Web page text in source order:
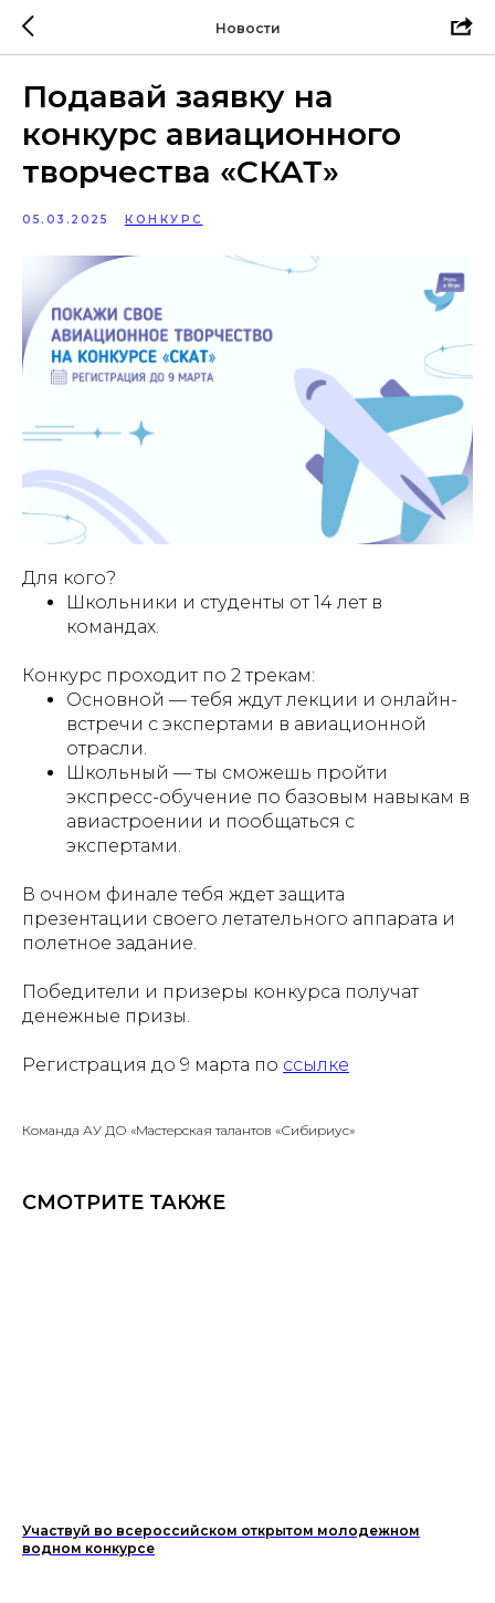
Новости
Подавай заявку на
конкурс авиационного
творчества «СКАТ»
05.03.2025 КОНКУРС
Для кого?
Школьники и студенты от 14 лет в
командах.
Конкурс проходит по 2 трекам:
Основной — тебя ждут лекции и онлайн-
встречи с экспертами в авиационной
отрасли.
Школьный — ты сможешь пройти
экспресс-обучение по базовым навыкам в
авиастроении и пообщаться с
экспертами.
В очном финале тебя ждет защита
презентации своего летательного аппарата и
полетное задание.
Победители и призеры конкурса получат
денежные призы.
Регистрация до 9 марта по ссылке
Команда АУ ДО «Мастерская талантов «Сибириус»
СМОТРИТЕ ТАКЖЕ
Участвуй во всероссийском открытом молодежном
водном конкурсе